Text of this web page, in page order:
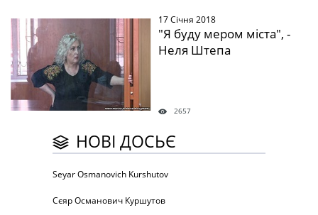
" /> 17 Січня 2018
"Я буду мером міста", -
Неля Штепа
2657
НОВІ ДОСЬЄ
Seyar Osmanovich Kurshutov
Сєяр Османович Куршутов